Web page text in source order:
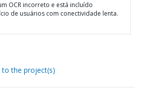
OCR incorreto e está incluído
de usuários com conectividade lenta.
to the project(s)